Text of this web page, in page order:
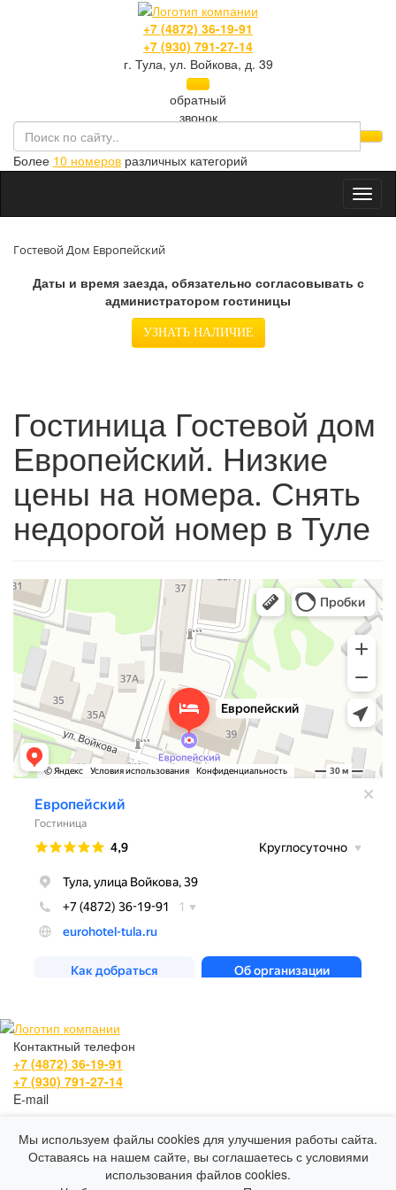
+7 (4872) 36-19-91
+7 (930) 791-27-14
г. Тула, ул. Войкова, д. 39
обратный
звонок
Более 10 номеров различных категорий
Гостевой Дом Европейский
Даты и время заезда, обязательно согласовывать с
администратором гостиницы
УЗНАТЬ НАЛИЧИЕ
Гостиница Гостевой дом
Европейский. Низкие
цены на номера. Снять
недорогой номер в Туле
Контактный телефон
+7 (4872) 36-19-91
+7 (930) 791-27-14
E-mail
Адрес
г. Тула, ул. Войкова, д. 39
Гостевой Дом "Европейский"
Мы используем файлы cookies для улучшения работы сайта.
Оставаясь на нашем сайте, вы соглашаетесь с условиями
использования файлов cookies.